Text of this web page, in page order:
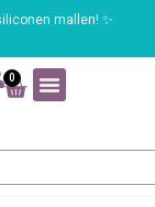
mallen! ✨
0